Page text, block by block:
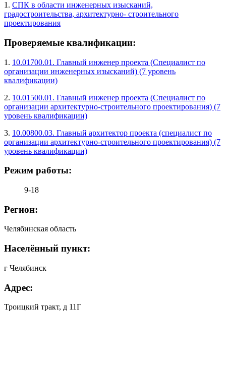
1. СПК в области инженерных изысканий,
градостроительства, архитектурно- строительного
проектирования
Проверяемые квалификации:
1. 10.01700.01. Главный инженер проекта (Специалист по
организации инженерных изысканий) (7 уровень
квалификации)
2. 10.01500.01. Главный инженер проекта (Специалист по
организации архитектурно-строительного проектирования) (7
уровень квалификации)
3. 10.00800.03. Главный архитектор проекта (специалист по
организации архитектурно-строительного проектирования) (7
уровень квалификации)
Режим работы:
9-18
Регион:
Челябинская область
Населённый пункт:
г Челябинск
Адрес:
Троицкий тракт, д 11Г